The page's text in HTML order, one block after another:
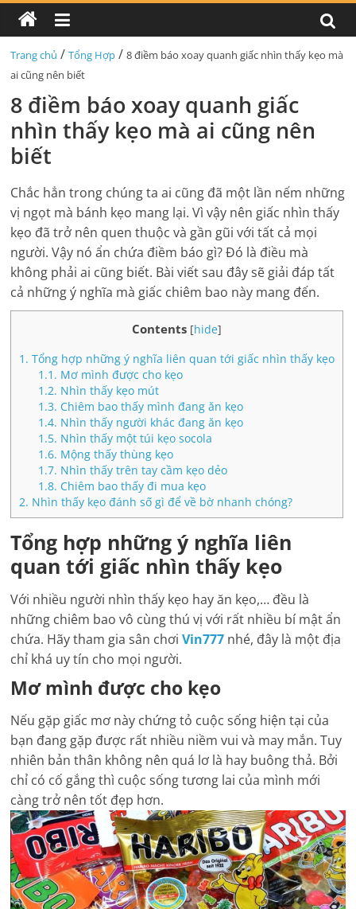
Trang chủ /Tổng Hợp /8 điềm báo xoay quanh giấc nhìn thấy kẹo mà
ai cũng nên biết
8 điềm báo xoay quanh giấc
nhìn thấy kẹo mà ai cũng nên
biết
Chắc hẳn trong chúng ta ai cũng đã một lần nếm những
vị ngọt mà bánh kẹo mang lại. Vì vậy nên giấc nhìn thấy
kẹo đã trở nên quen thuộc và gần gũi với tất cả mọi
người. Vậy nó ẩn chứa điềm báo gì? Đó là điều mà
không phải ai cũng biết. Bài viết sau đây sẽ giải đáp tất
cả những ý nghĩa mà giấc chiêm bao này mang đến.
Contents [hide]
1. Tổng hợp những ý nghĩa liên quan tới giấc nhìn thấy kẹo
1.1. Mơ mình được cho kẹo
1.2. Nhìn thấy kẹo mút
1.3. Chiêm bao thấy mình đang ăn kẹo
1.4. Nhìn thấy người khác đang ăn kẹo
1.5. Nhìn thấy một túi kẹo socola
1.6. Mộng thấy thùng kẹo
1.7. Nhìn thấy trên tay cầm kẹo dẻo
1.8. Chiêm bao thấy đi mua kẹo
2. Nhìn thấy kẹo đánh số gì để về bờ nhanh chóng?
Tổng hợp những ý nghĩa liên
quan tới giấc nhìn thấy kẹo
Với nhiều người nhìn thấy kẹo hay ăn kẹo,… đều là
những chiêm bao vô cùng thú vị với rất nhiều bí mật ẩn
chứa. Hãy tham gia sân chơiVin777 nhé, đây là một địa
chỉ khá uy tín cho mọi người.
Mơ mình được cho kẹo
Nếu gặp giấc mơ này chứng tỏ cuộc sống hiện tại của
bạn đang gặp được rất nhiều niềm vui và may mắn. Tuy
nhiên bản thân không nên quá lơ là hay buông thả. Bởi
chỉ có cố gắng thì cuộc sống tương lai của mình mới
càng trở nên tốt đẹp hơn.